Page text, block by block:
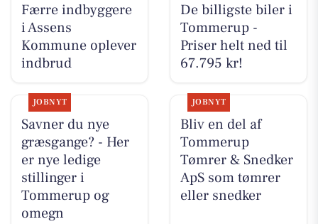
Færre indbyggere
i Assens
Kommune oplever
indbrud
De billigste biler i
Tommerup -
Priser helt ned til
67.795 kr!
JOBNYT
Savner du nye
græsgange? - Her
er nye ledige
stillinger i
Tommerup og
omegn
JOBNYT
Bliv en del af
Tommerup
Tømrer & Snedker
ApS som tømrer
eller snedker